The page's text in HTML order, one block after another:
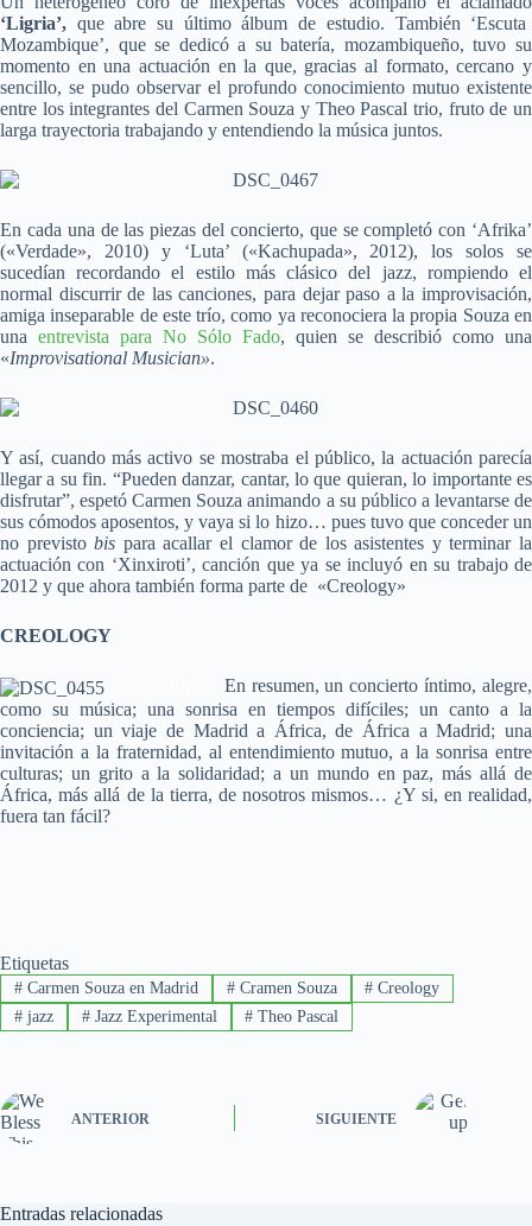
‘Ligria’, que abre su último álbum de estudio. También ‘Escuta
Mozambique’, que se dedicó a su batería, mozambiqueño, tuvo su
momento en una actuación en la que, gracias al formato, cercano y
sencillo, se pudo observar el profundo conocimiento mutuo existente
entre los integrantes del Carmen Souza y Theo Pascal trio, fruto de un
larga trayectoria trabajando y entendiendo la música juntos.
En cada una de las piezas del concierto, que se completó con ‘Afrika’
(«Verdade», 2010) y ‘Luta’ («Kachupada», 2012), los solos se
sucedían recordando el estilo más clásico del jazz, rompiendo el
normal discurrir de las canciones, para dejar paso a la improvisación,
amiga inseparable de este trío, como ya reconociera la propia Souza en
una entrevista para No Sólo Fado, quien se describió como una
«Improvisational Musician».
Y así, cuando más activo se mostraba el público, la actuación parecía
llegar a su fin. “Pueden danzar, cantar, lo que quieran, lo importante es
disfrutar”, espetó Carmen Souza animando a su público a levantarse de
sus cómodos aposentos, y vaya si lo hizo… pues tuvo que conceder un
no previstobis para acallar el clamor de los asistentes y terminar la
actuación con ‘Xinxiroti’, canción que ya se incluyó en su trabajo de
2012 y que ahora también forma parte de «Creology»
CREOLOGY
En resumen, un concierto íntimo, alegre,
como su música; una sonrisa en tiempos difíciles; un canto a la
conciencia; un viaje de Madrid a África, de África a Madrid; una
invitación a la fraternidad, al entendimiento mutuo, a la sonrisa entre
culturas; un grito a la solidaridad; a un mundo en paz, más allá de
África, más allá de la tierra, de nosotros mismos… ¿Y si, en realidad,
fuera tan fácil?
Etiquetas
#Carmen Souza en Madrid #Cramen Souza # Creology
#jazz #Jazz Experimental # Theo Pascal
ANTERIOR SIGUIENTE
Entradas relacionadas